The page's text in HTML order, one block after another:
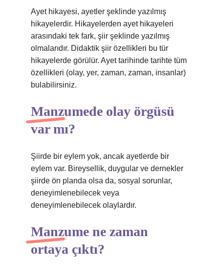
Ayet hikayesi, ayetler şeklinde yazılmış
hikayelerdir. Hikayelerden ayet hikayeleri
arasındaki tek fark, şiir şeklinde yazılmış
olmalarıdır. Didaktik şiir özellikleri bu tür
hikayelerde görülür. Ayet tarihinde tarihte tüm
özellikleri (olay, yer, zaman, zaman, insanlar)
bulabilirsiniz.
Manzumede olay örgüsü
var mı?
Şiirde bir eylem yok, ancak ayetlerde bir
eylem var. Bireysellik, duygular ve dernekler
şiirde ön planda olsa da, sosyal sorunlar,
deneyimlenebilecek veya
deneyimlenebilecek olaylardır.
Manzume ne zaman
ortaya çıktı?